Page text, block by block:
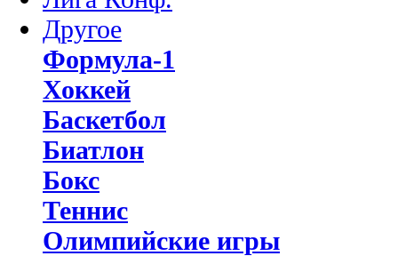
Другое
Формула-1
Хоккей
Баскетбол
Биатлон
Бокс
Теннис
Олимпийские игры